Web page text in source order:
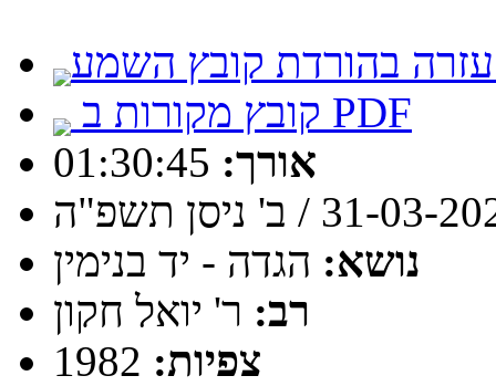
קובץ מקורות ב PDF
אורך:
2025 / ב' ניסן תשפ"ה
נושא: הגדה - יד בנימין
רב: ר' יואל חקון
צפיות: 1982